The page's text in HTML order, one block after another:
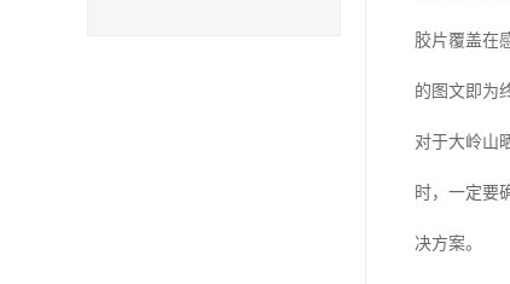
胶片覆盖在
的图文即为
对于大岭山
时，一定要
决方案。